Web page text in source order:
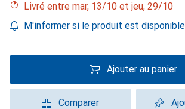
Livré entre mar, 13/10 et jeu, 29/10
M'informer si le produit est
Ajouter au panier
Comparer